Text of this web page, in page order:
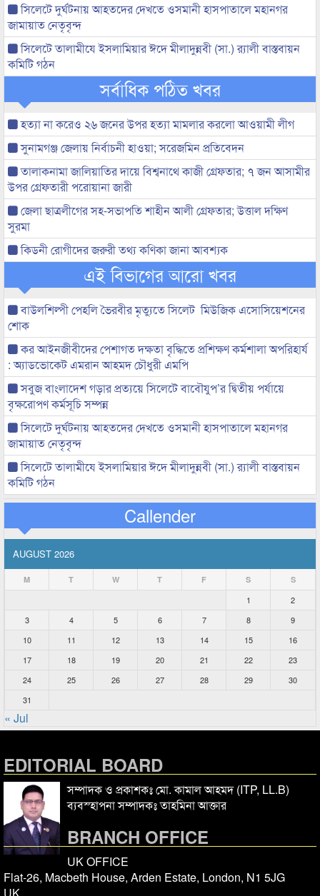
সিলেটে দুর্ঘটনায় আহতদের দেখতে ওসমানী হাসপাতালে মহানগর
জামায়াত নেতৃবৃন্দ
সিলেটে তালামীযে ইসলামিয়ার ঈদে মীলাদুন্নবী (সা.) র‌্যালী বাস্তবায়ন
কমিটি গঠন
সর্বাধিক পঠিত খবর
হত্যা না করেও ২৬ জনের উপর হত্যা মামলার করলো আওয়ামী লীগ
সুনামগঞ্জ জেলায় নির্বাচনী হাওয়া; সরেজমিন প্রতিবেদন
তালাকনামা জালিয়াতির দায়ে বিশ্বনাথে কাজী গ্রেফতার; ৭ জন আসামীর
উপর গ্রেফতারী পরোয়ানা জারী
জেলা ছাত্রলীগের সহ-সভাপতি শাহীন আলী গ্রেফতার; উত্তাল দক্ষিণ
সুরমা
কিডনী রোগীদের জরুরী তথ্য কণিকা জানা আবশ্যক
এই বিভাগের আরো খবর
বাউলশিল্পী পেহলি ভৈরবীর মৃত্যুতে সিলেট মিউজিক এসোসিয়েশনের
শোক
কর আইনজীবীদের পেশাগত দক্ষতা বৃদ্ধিতে প্রশিক্ষণ কর্মশালা অপরিহার্য
: অ্যাডভোকেট এমরান আহমদ চৌধুরী এমপি
সবুজ বাংলাদেশ গড়ার প্রত্যয়ে সিলেটে বাবৌযুপ’র দ্বিতীয় পর্যায়ে
বৃক্ষরোপণ কর্মসূচি সম্পন্ন
সিলেটে দুর্ঘটনায় আহতদের দেখতে ওসমানী হাসপাতালে মহানগর
জামায়াত নেতৃবৃন্দ
সিলেটে তালামীযে ইসলামিয়ার ঈদে মীলাদুন্নবী (সা.) র‌্যালী বাস্তবায়ন
কমিটি গঠন
Callender
AUGUST 2026
M T W T F S S
1
2
3
4 5 6 7 8
9
10
11 12 13 14 15
16
17
18 19 20 21 22
23
24
25 26 27 28 29
30
31
« Jul
EDITORIAL BOARD
সম্পাদক ও প্রকাশকঃ মো. কামাল আহমদ (ITP, LL.B)
ব্যবস্হাপনা সম্পাদকঃ তাহমিনা আক্তার
BRANCH OFFICE
UK OFFICE
Flat-26, Macbeth House, Arden Estate, London, N1 5JG